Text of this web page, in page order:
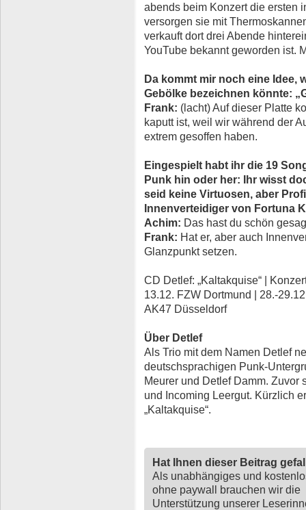
abends beim Konzert die ersten
versorgen sie mit
verkauft dort drei Abende
YouTube bekannt geworden ist.
Da kommt mir noch eine Idee,
Gebölke bezeichnen könnte:
Frank: (lacht) Auf dieser Platte
kaputt ist, weil wir während der
extrem gesoffen haben.
Eingespielt habt ihr die 19
Punk hin oder her: Ihr wisst
seid keine Virtuosen, aber
Innenverteidiger von Fortuna
Achim: Das hast du schön
Frank: Hat er, aber auch
Glanzpunkt setzen.
CD Detlef: „Kaltakquise“ |
13.12. FZW Dortmund | 28.-
AK47 Düsseldorf
Über Detlef
Als Trio mit dem Namen Detlef
deutschsprachigen Punk-
Meurer und Detlef Damm.
und Incoming Leergut. Kürzlich
„Kaltakquise“.
Hat Ihnen dieser Beitrag
Als unabhängiges und
ohne paywall brauchen wir die
Unterstützung unserer